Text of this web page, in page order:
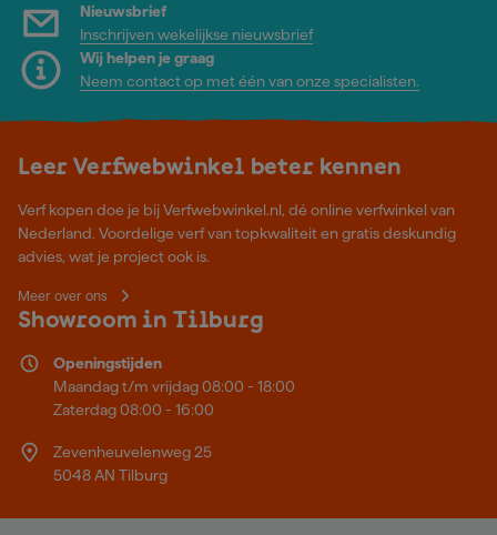
Nieuwsbrief
Inschrijven wekelijkse nieuwsbrief
Wij helpen je graag
Neem contact op met één van onze specialisten.
Leer Verfwebwinkel beter kennen
Verf kopen doe je bij Verfwebwinkel.nl, dé online verfwinkel van
Nederland. Voordelige verf van topkwaliteit en gratis deskundig
advies, wat je project ook is.
Meer over ons
Showroom in Tilburg
Openingstijden
Maandag t/m vrijdag 08:00 - 18:00
Zaterdag 08:00 - 16:00
Zevenheuvelenweg 25
5048 AN Tilburg